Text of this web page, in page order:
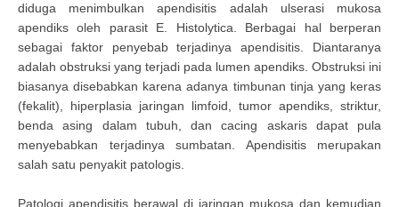
diduga menimbulkan apendisitis adalah ulserasi mukosa
apendiks oleh parasit E. Histolytica. Berbagai hal berperan
sebagai faktor penyebab terjadinya apendisitis. Diantaranya
adalah obstruksi yang terjadi pada lumen apendiks. Obstruksi ini
biasanya disebabkan karena adanya timbunan tinja yang keras
(fekalit), hiperplasia jaringan limfoid, tumor apendiks, striktur,
benda asing dalam tubuh, dan cacing askaris dapat pula
menyebabkan terjadinya sumbatan. Apendisitis merupakan
salah satu penyakit patologis.
Patologi apendisitis berawal di jaringan mukosa dan kemudian